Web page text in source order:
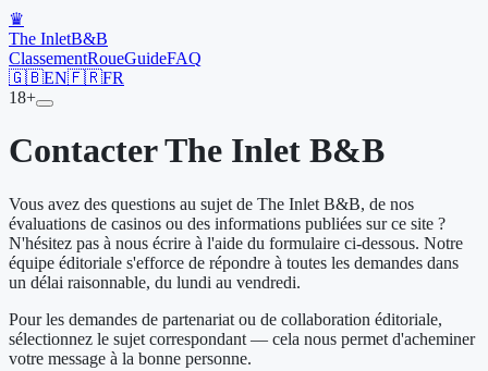
♛
The InletB&B
ClassementRoueGuideFAQ
🇬🇧EN🇫🇷FR
18+
Contacter The Inlet B&B
Vous avez des questions au sujet de The Inlet B&B, de nos
évaluations de casinos ou des informations publiées sur ce site ?
N'hésitez pas à nous écrire à l'aide du formulaire ci-dessous. Notre
équipe éditoriale s'efforce de répondre à toutes les demandes dans
un délai raisonnable, du lundi au vendredi.
Pour les demandes de partenariat ou de collaboration éditoriale,
sélectionnez le sujet correspondant — cela nous permet d'acheminer
votre message à la bonne personne.